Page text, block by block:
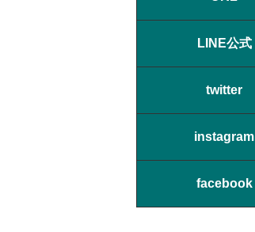
LINE公式
twitter
instagram
facebook